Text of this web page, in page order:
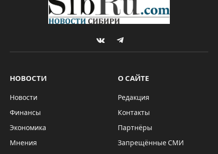
VKontakteTelegram
НОВОСТИ
Новости
Финансы
Экономика
Мнения
О САЙТЕ
Редакция
Контакты
Партнёры
Запрещённые СМИ